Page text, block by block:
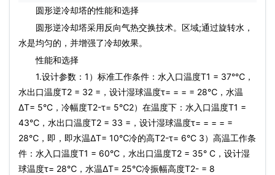
圆形逆冷却塔的性能和选择
圆形逆冷却塔采用反向气热交换技术。区域;通过旋转水，
水是均匀的，并增强了冷却效果。
性能和选择
1.设计参数：1）标准工作条件：水入口温度T1 = 37°℃，
水出口温度T2 = 32 =，设计湿球温度τ= = = = 28℃，水温
ΔT= 5°C，冷幅度T2-τ= 5℃2）在温度下：水入口温度T1 =
43℃，水出口温度T2 = 33 =，设计湿球温度τ= = = = =
28℃，即，即水温ΔT= 10℃冷的高T2-τ= 6°C 3）高温工作条
件：水入口温度T1 = 60°C，水出口温度T2 = 35° C，设计湿
球温度τ= 28℃，水温ΔT= 25℃冷振幅高度T2- = 8